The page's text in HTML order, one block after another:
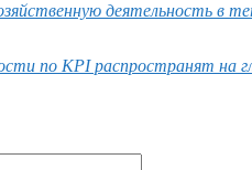
деятельность в
по KPI распространят на